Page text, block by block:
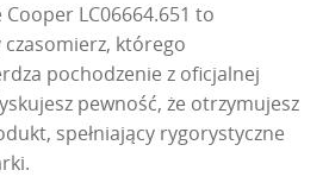
LC06664.651 to
którego
pochodzenie z oficjalnej
pewność, że otrzymujesz
spełniający rygorystyczne